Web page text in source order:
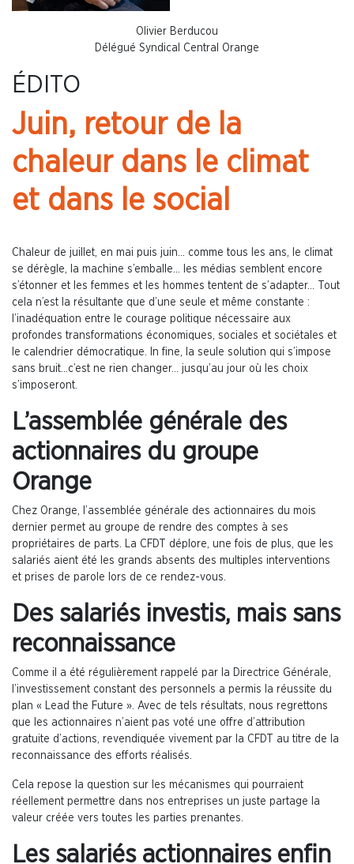
Olivier Berducou
Délégué Syndical Central Orange
ÉDITO
Juin, retour de la
chaleur dans le climat
et dans le social
Chaleur de juillet, en mai puis juin… comme tous les ans, le climat
se dérègle, la machine s’emballe… les médias semblent encore
s’étonner et les femmes et les hommes tentent de s’adapter… Tout
cela n’est la résultante que d’une seule et même constante :
l’inadéquation entre le courage politique nécessaire aux
profondes transformations économiques, sociales et sociétales et
le calendrier démocratique. In fine, la seule solution qui s’impose
sans bruit…c’est ne rien changer… jusqu’au jour où les choix
s’imposeront.
L’assemblée générale des
actionnaires du groupe
Orange
Chez Orange, l’assemblée générale des actionnaires du mois
dernier permet au groupe de rendre des comptes à ses
propriétaires de parts. La CFDT déplore, une fois de plus, que les
salariés aient été les grands absents des multiples interventions
et prises de parole lors de ce rendez-vous.
Des salariés investis, mais sans
reconnaissance
Comme il a été régulièrement rappelé par la Directrice Générale,
l’investissement constant des personnels a permis la réussite du
plan « Lead the Future ». Avec de tels résultats, nous regrettons
que les actionnaires n’aient pas voté une offre d’attribution
gratuite d’actions, revendiquée vivement par la CFDT au titre de la
reconnaissance des efforts réalisés.
Cela repose la question sur les mécanismes qui pourraient
réellement permettre dans nos entreprises un juste partage la
valeur créée vers toutes les parties prenantes.
Les salariés actionnaires enfin